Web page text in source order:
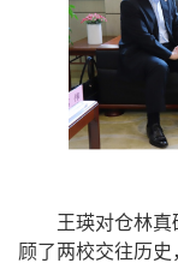
王瑛对仓林
顾了两校交往历